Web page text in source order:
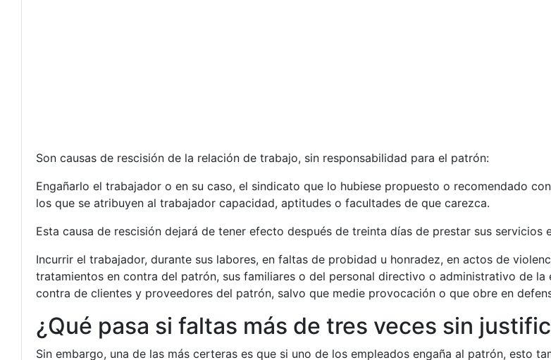
Son causas de rescisión de la relación de trabajo, sin responsabilidad para el patrón:
Engañarlo el trabajador o en su caso, el sindicato que lo hubiese propuesto o recomendado
los que se atribuyen al trabajador capacidad, aptitudes o facultades de que carezca.
Esta causa de rescisión dejará de tener efecto después de treinta días de prestar sus servicios
Incurrir el trabajador, durante sus labores, en faltas de probidad u honradez, en actos de
tratamientos en contra del patrón, sus familiares o del personal directivo o administrativo de la
contra de clientes y proveedores del patrón, salvo que medie provocación o que obre en
¿Qué pasa si faltas más de tres veces sin
Sin embargo, una de las más certeras es que si uno de los empleados engaña al patrón, esto